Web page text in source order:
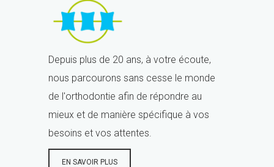
Depuis plus de 20 ans, à votre écoute,
nous parcourons sans cesse le monde
de l'orthodontie afin de répondre au
mieux et de manière spécifique à vos
besoins et vos attentes.
EN SAVOIR PLUS